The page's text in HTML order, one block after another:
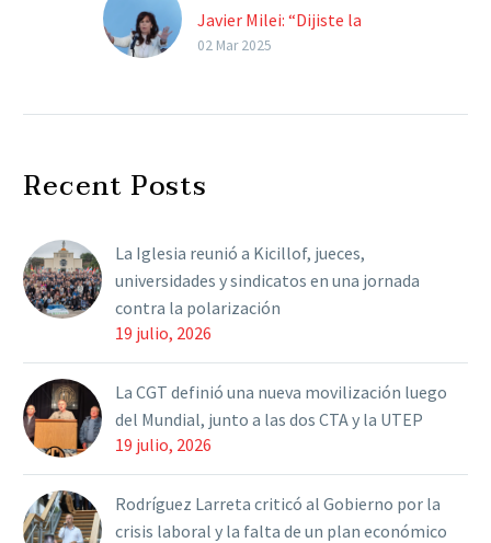
Javier Milei: “Dijiste la
misma cantinela de
Milei en la Asamblea
rodeado…
02 Mar 2025
Recent Posts
La Iglesia reunió a Kicillof, jueces,
universidades y sindicatos en una jornada
contra la polarización
19 julio, 2026
La CGT definió una nueva movilización luego
del Mundial, junto a las dos CTA y la UTEP
19 julio, 2026
Rodríguez Larreta criticó al Gobierno por la
crisis laboral y la falta de un plan económico